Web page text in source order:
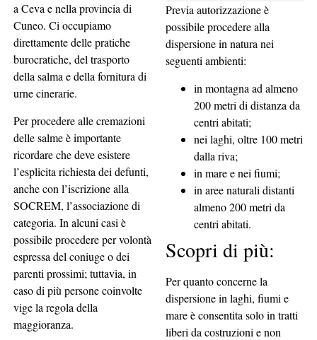
a Ceva e nella provincia di
Cuneo. Ci occupiamo
direttamente delle pratiche
burocratiche, del trasporto
della salma e della fornitura di
urne cinerarie.
Per procedere alle cremazioni
delle salme è importante
ricordare che deve esistere
l’esplicita richiesta dei defunti,
anche con l’iscrizione alla
SOCREM, l’associazione di
categoria. In alcuni casi è
possibile procedere per volontà
espressa del coniuge o dei
parenti prossimi; tuttavia, in
caso di più persone coinvolte
vige la regola della
maggioranza.
Previa autorizzazione è
possibile procedere alla
dispersione in natura nei
seguenti ambienti:
in montagna ad almeno
200 metri di distanza da
centri abitati;
nei laghi, oltre 100 metri
dalla riva;
in mare e nei fiumi;
in aree naturali distanti
almeno 200 metri da
centri abitati.
Scopri di più:
Per quanto concerne la
dispersione in laghi, fiumi e
mare è consentita solo in tratti
liberi da costruzioni e non